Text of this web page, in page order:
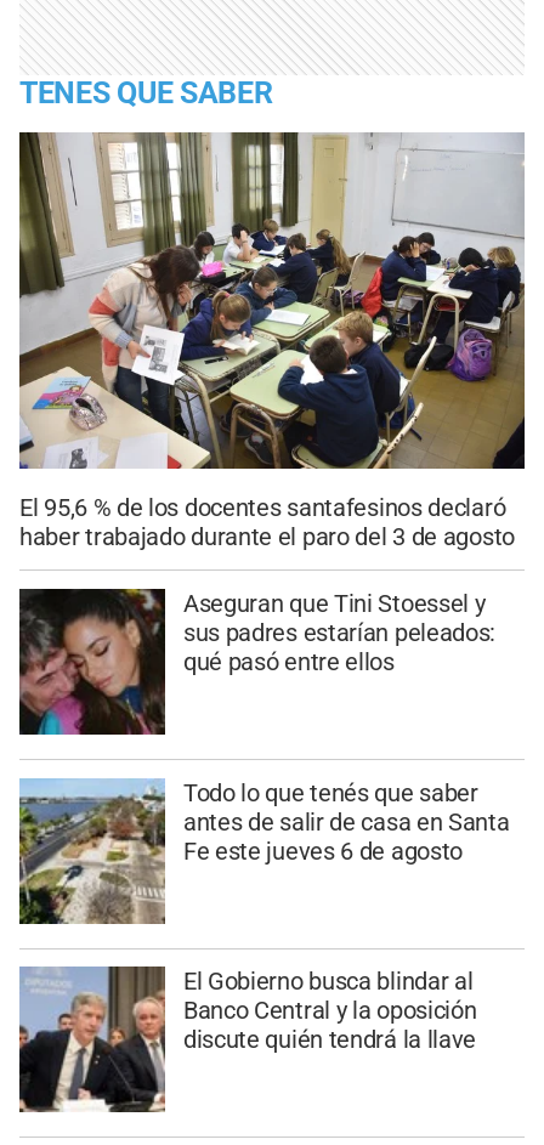
TENES QUE SABER
El 95,6 % de los docentes santafesinos declaró
haber trabajado durante el paro del 3 de agosto
Aseguran que Tini Stoessel y
sus padres estarían peleados:
qué pasó entre ellos
Todo lo que tenés que saber
antes de salir de casa en Santa
Fe este jueves 6 de agosto
El Gobierno busca blindar al
Banco Central y la oposición
discute quién tendrá la llave